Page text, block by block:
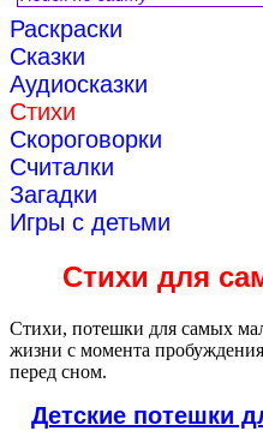
Раскраски
Сказки
Аудиосказки
Стихи
Скороговорки
Считалки
Загадки
Игры с детьми
Стихи для
Стихи, потешки для самых
жизни с момента
перед сном.
Детские потешки